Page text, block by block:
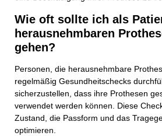
Wie oft sollte ich als
herausnehmbaren
gehen?
Personen, die herausnehmbare
regelmäßig Gesundheitschecks
sicherzustellen, dass ihre Prothesen
verwendet werden können. Diese
Zustand, die Passform und das
optimieren.